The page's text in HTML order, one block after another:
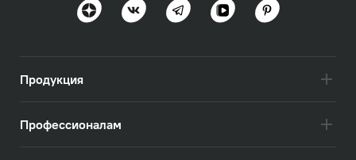
Продукция
Профессионалам